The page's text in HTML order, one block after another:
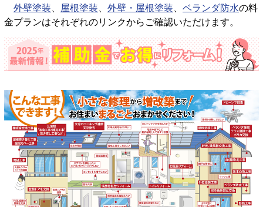
外壁塗装
屋根塗装 外壁・屋根塗装 ベランダ防水の料
金プランはそれぞれのリンクからご確認いただけます。